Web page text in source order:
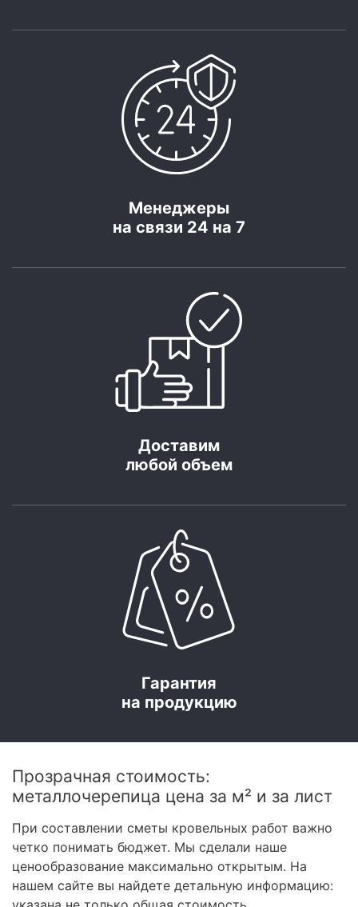
Менеджеры
на связи 24 на 7
Доставим
любой объем
Гарантия
на продукцию
Прозрачная стоимость:
металлочерепица цена за м² и за лист
При составлении сметы кровельных работ важно
четко понимать бюджет. Мы сделали наше
ценообразование максимально открытым. На
нашем сайте вы найдете детальную информацию: